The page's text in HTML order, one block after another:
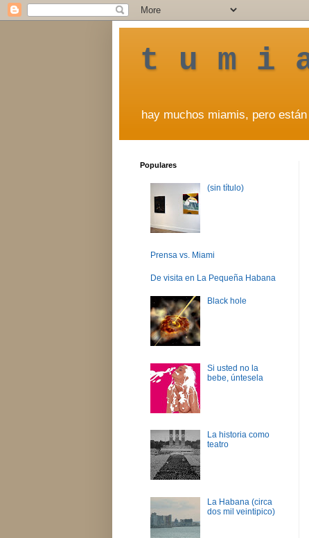
t u m i
hay muchos miamis, pero
Populares
(sin título)
Prensa vs. Miami
De visita en La Pequeña Habana
Black hole
Si usted no la
bebe, úntesela
La historia como
teatro
La Habana (circa
dos mil veintipico)